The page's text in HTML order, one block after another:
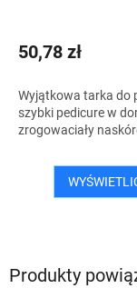
Produkty
50,78 zł
Wyjątkowa tarka do
szybki pedicure w
zrogowaciały